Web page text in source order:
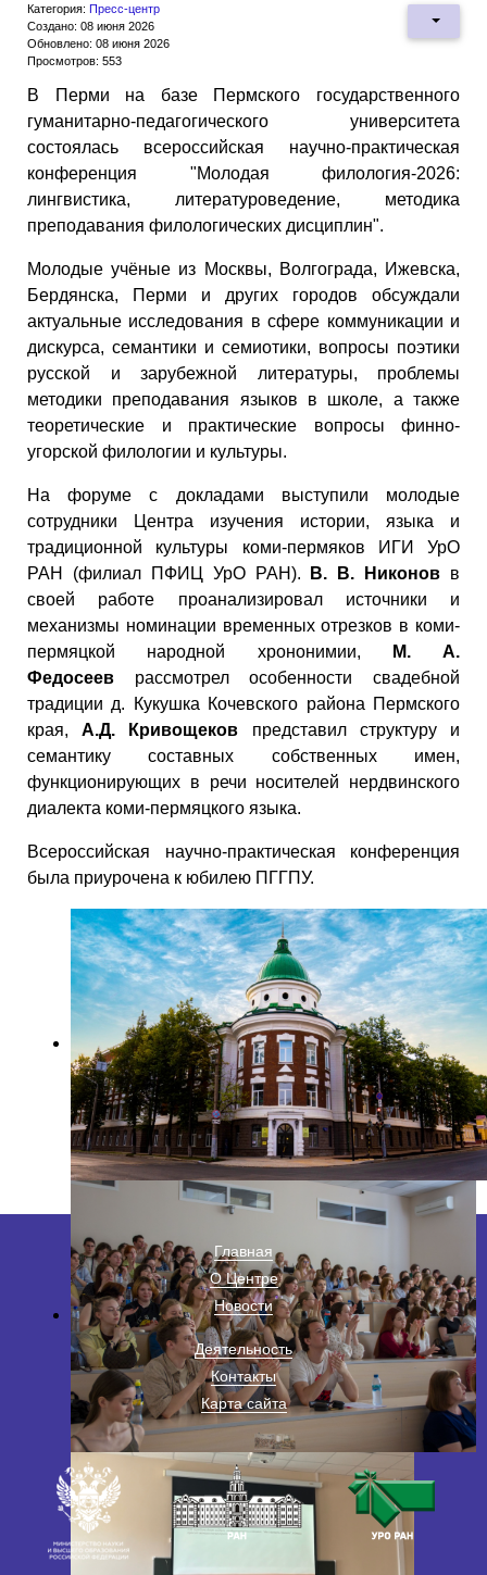
Категория: Пресс-центр
Создано: 08 июня 2026
Обновлено: 08 июня 2026
Просмотров: 553
В Перми на базе Пермского государственного
гуманитарно-педагогического университета
состоялась всероссийская научно-практическая
конференция "Молодая филология-2026:
лингвистика, литературоведение, методика
преподавания филологических дисциплин".
Молодые учёные из Москвы, Волгограда, Ижевска,
Бердянска, Перми и других городов обсуждали
актуальные исследования в сфере коммуникации и
дискурса, семантики и семиотики, вопросы поэтики
русской и зарубежной литературы, проблемы
методики преподавания языков в школе, а также
теоретические и практические вопросы финно-
угорской филологии и культуры.
На форуме с докладами выступили молодые
сотрудники Центра изучения истории, языка и
традиционной культуры коми-пермяков ИГИ УрО
РАН (филиал ПФИЦ УрО РАН).
В. В. Никонов в
своей работе проанализировал источники и
механизмы номинации временных отрезков в коми-
пермяцкой народной хрононимии,
М. А.
Федосеев рассмотрел особенности свадебной
традиции д. Кукушка Кочевского района Пермского
края,А.Д. Кривощеков представил структуру и
семантику составных собственных имен,
функционирующих в речи носителей нердвинского
диалекта коми-пермяцкого языка.
Всероссийская научно-практическая конференция
была приурочена к юбилею ПГГПУ.
Главная
О Центре
Новости
Деятельность
Контакты
Карта сайта